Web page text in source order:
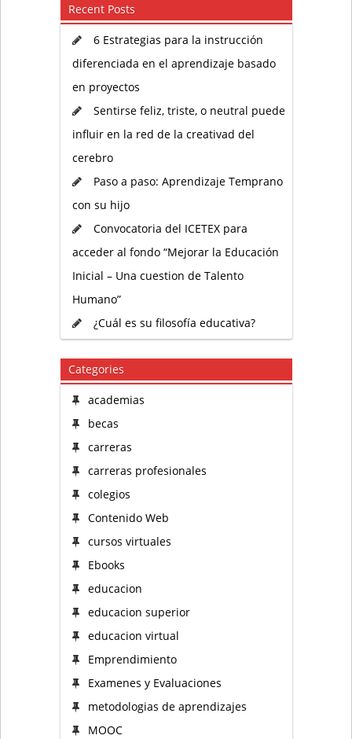
Recent Posts
6 Estrategias para la instrucción
diferenciada en el aprendizaje basado
en proyectos
Sentirse feliz, triste, o neutral puede
influir en la red de la creativad del
cerebro
Paso a paso: Aprendizaje Temprano
con su hijo
Convocatoria del ICETEX para
acceder al fondo “Mejorar la Educación
Inicial – Una cuestion de Talento
Humano”
¿Cuál es su filosofía educativa?
Categories
academias
becas
carreras
carreras profesionales
colegios
Contenido Web
cursos virtuales
Ebooks
educacion
educacion superior
educacion virtual
Emprendimiento
Examenes y Evaluaciones
metodologias de aprendizajes
MOOC